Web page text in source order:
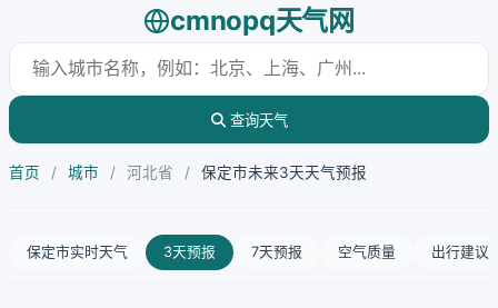
cmnopq天气网
查询天气
首页 / 城市 / 河北省 / 保定市未来3天天气预报
保定市实时天气 3天预报 7天预报 空气质量 出行建议